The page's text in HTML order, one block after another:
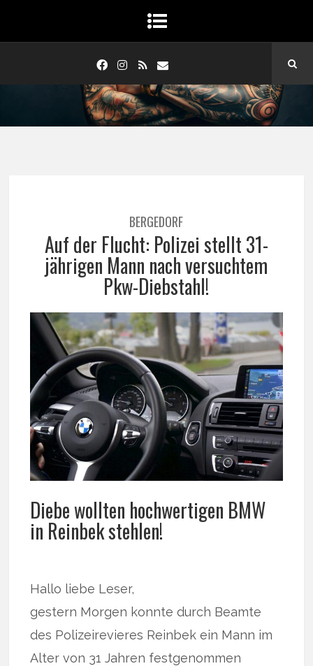
BERGEDORF
Auf der Flucht: Polizei stellt 31-
jährigen Mann nach versuchtem
Pkw-Diebstahl!
Diebe wollten hochwertigen BMW
in Reinbek stehlen!
Hallo liebe Leser,
gestern Morgen konnte durch Beamte
des Polizeirevieres Reinbek ein Mann im
Alter von 31 Jahren festgenommen